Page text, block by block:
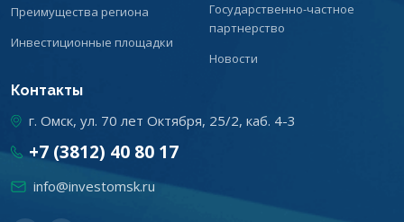
Преимущества региона
Инвестиционные площадки
Государственно-частное
партнерство
Новости
Контакты
г. Омск, ул. 70 лет Октября, 25/2, каб. 4-3
+7 (3812) 40 80 17
info@investomsk.ru